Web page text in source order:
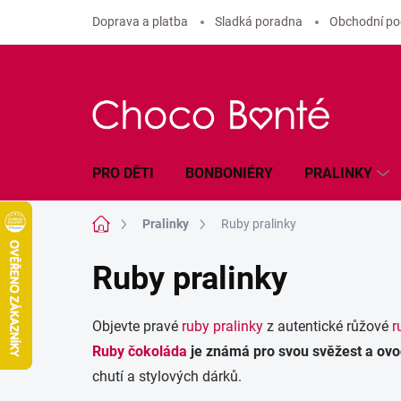
Doprava a platba Sladká poradna Obchodní
PRO DĚTI BONBONIÉRY PRALINKY
Domů Pralinky Ruby pralinky
Ruby pralinky
Objevte pravé ruby pralinky z autentické růžové
Ruby čokoláda je známá pro svou svěžest a
chutí a stylových dárků.